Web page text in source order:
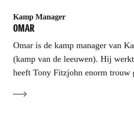
Kamp Manager
OMAR
Omar is de kamp manager van
(kamp van de leeuwen). Hij
heeft Tony Fitzjohn enorm trouw